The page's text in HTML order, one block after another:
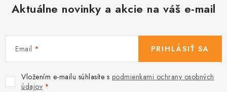
Aktuálne novinky a akcie na váš e-mail
Email
Vložením e-mailu súhlasíte s podmienkami ochrany osobných
údajov
PRIHLÁSIŤ SA